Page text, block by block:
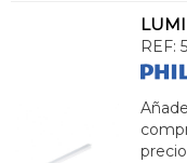
REF: